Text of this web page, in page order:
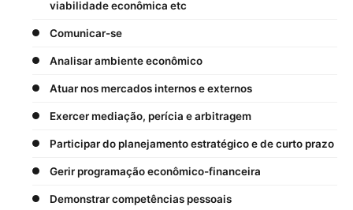
viabilidade econômica etc
Comunicar-se
Analisar ambiente econômico
Atuar nos mercados internos e externos
Exercer mediação, perícia e arbitragem
Participar do planejamento estratégico e de curto prazo
Gerir programação econômico-financeira
Demonstrar competências pessoais